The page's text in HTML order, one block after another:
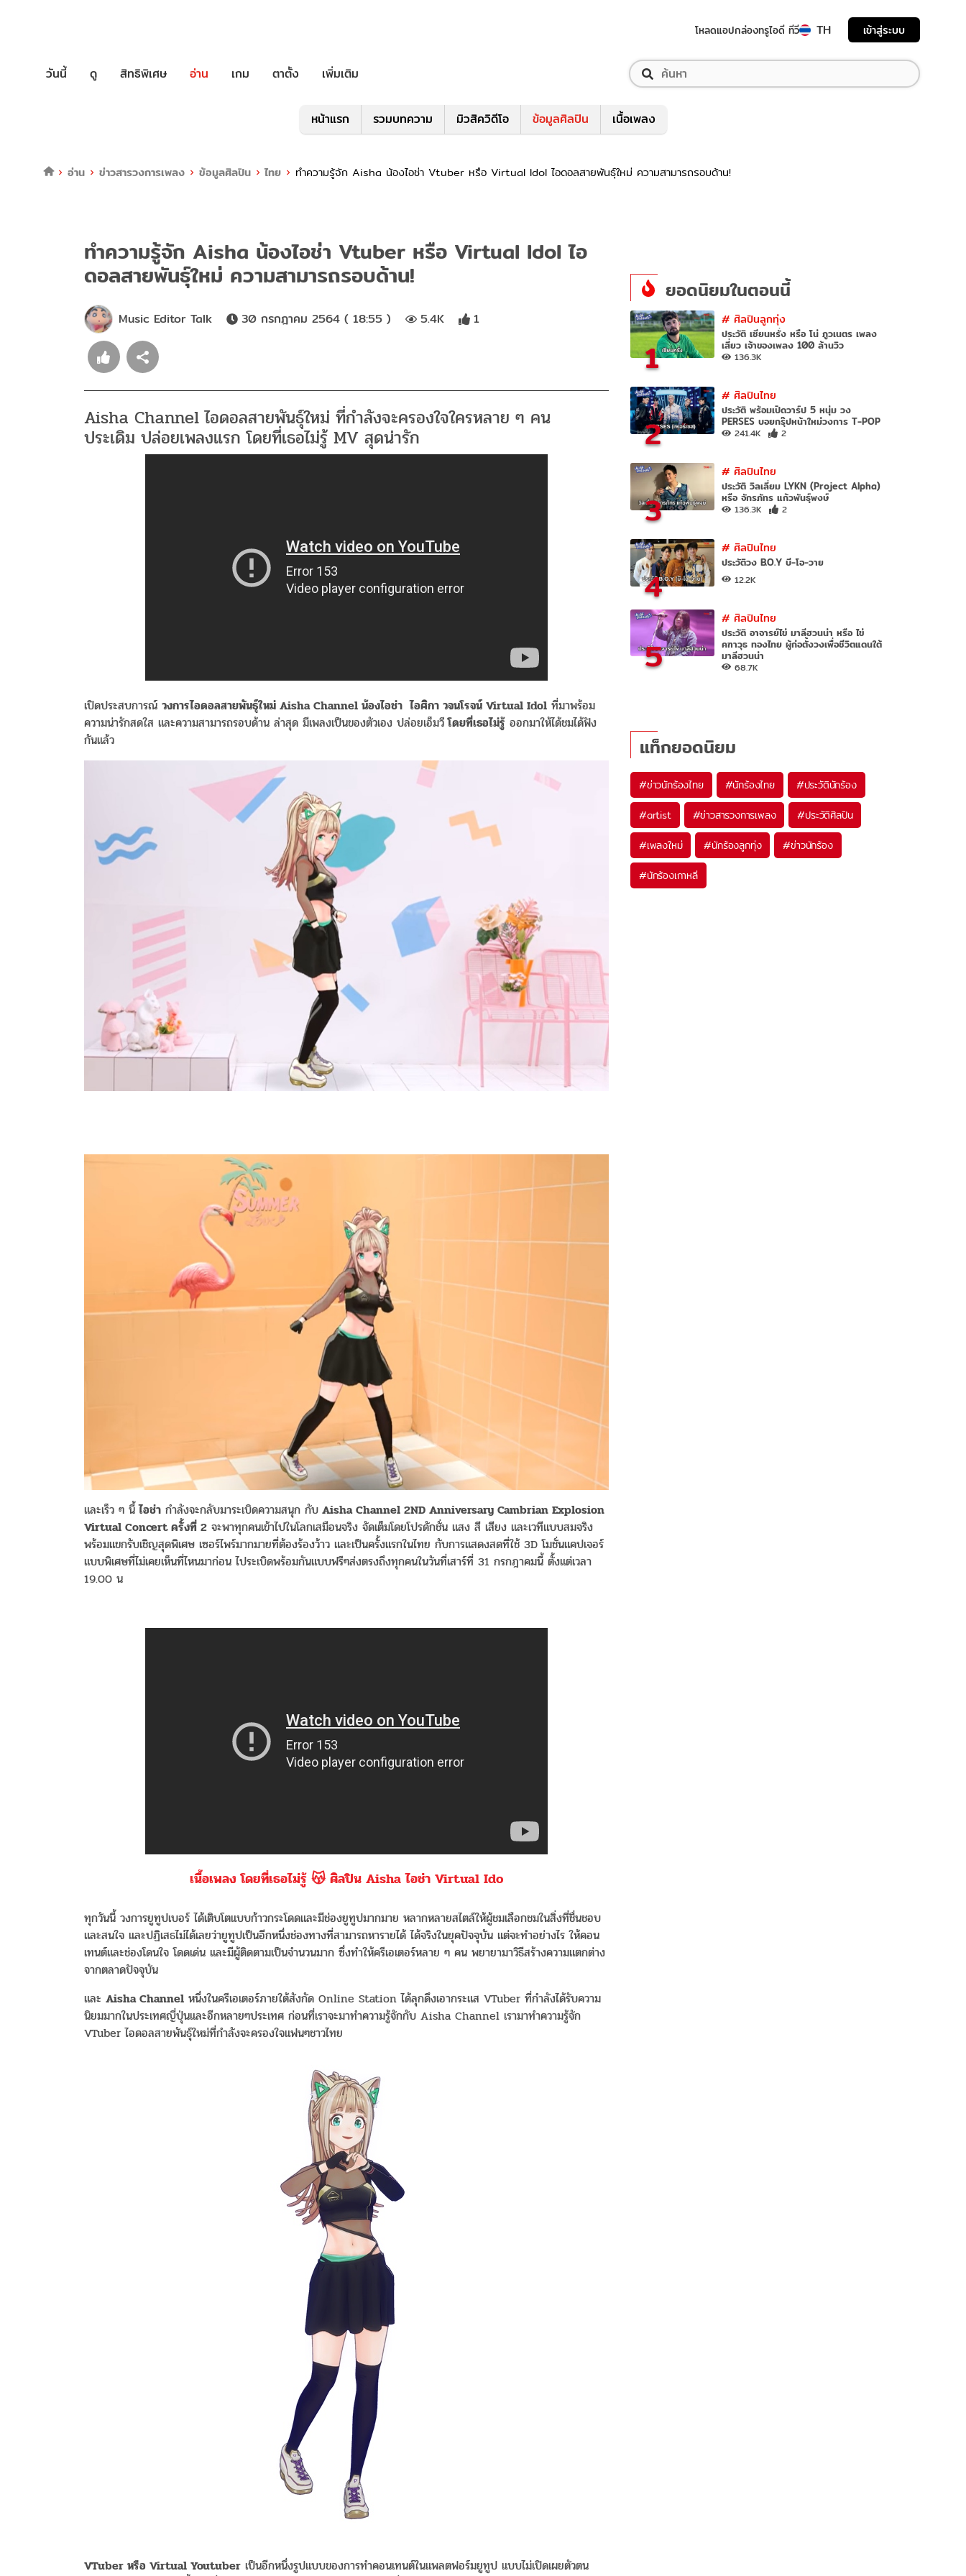
โหลดแอปกล่องทรูไอดี ทีวี TH เข้าสู่ระบบ
วันนี้ ดู สิทธิพิเศษ อ่าน เกม ตาตั้ง เพิ่มเติม
หน้าแรก รวมบทความ มิวสิควิดีโอ ข้อมูลศิลปิน เนื้อเพลง
อ่าน ข่าวสารวงการเพลง ข้อมูลศิลปิน ไทย ทำความรู้จัก Aisha น้องไอช่า Vtuber หรือ Virtual Idol ไอดอลสายพันธุ์ใหม่ ความสามารถรอบด้าน!
ทำความรู้จัก Aisha น้องไอช่า Vtuber หรือ Virtual Idol ไอ
ดอลสายพันธุ์ใหม่ ความสามารถรอบด้าน!
Music Editor Talk 30 กรกฎาคม 2564 ( 18:55 ) 5.4K 1
Aisha Channel ไอดอลสายพันธุ์ใหม่ ที่กำลังจะครองใจใครหลาย ๆ คน
ประเดิม ปล่อยเพลงแรก โดยที่เธอไม่รู้ MV สุดน่ารัก
เปิดประสบการณ์ วงการไอดอลสายพันธุ์ใหม่ Aisha Channel น้องไอช่า ไอศิกา วจนโรจน์ Virtual Idol ที่มาพร้อม
ความน่ารักสดใส และความสามารถรอบด้าน ล่าสุด มีเพลงเป็นของตัวเอง ปล่อยเอ็มวีโดยที่เธอไม่รู้ ออกมาให้ได้ชมได้ฟัง
กันแล้ว
และเร็ว ๆ นี้ไอช่า กำลังจะกลับมาระเบิดความสนุก กับ Aisha Channel 2ND Anniversary Cambrian Explosion
Virtual Concert ครั้งที่ 2 จะพาทุกคนเข้าไปในโลกเสมือนจริง จัดเต็มโดยโปรดักชั่น แสง สี เสียง และเวทีแบบสมจริง
พร้อมแขกรับเชิญสุดพิเศษ เซอร์ไพร์มากมายที่ต้องร้องว้าว และเป็นครั้งแรกในไทย กับการแสดงสดที่ใช้ 3D โมชั่นแคปเจอร์
แบบพิเศษที่ไม่เคยเห็นที่ไหนมาก่อน ไประเบิดพร้อมกันแบบฟรีๆส่งตรงถึงทุกคนในวันที่เสาร์ที่ 31 กรกฎาคมนี้ ตั้งแต่เวลา
19.00 น
เนื้อเพลง โดยที่เธอไม่รู้ 😽 ศิลปิน Aisha ไอช่า Virtual Ido
ทุกวันนี้ วงการยูทูปเบอร์ ได้เติบโตแบบก้าวกระโดดและมีช่องยูทูปมากมาย หลากหลายสไตล์ให้ผู้ชมเลือกชมในสิ่งที่ชื่นชอบ
และสนใจ และปฏิเสธไม่ได้เลยว่ายูทูปเป็นอีกหนึ่งช่องทางที่สามารถหารายได้ ได้จริงในยุคปัจจุบัน แต่จะทำอย่างไร ให้คอน
เทนต์และช่องโดนใจ โดดเด่น และมีผู้ติดตามเป็นจำนวนมาก ซึ่งทำให้ครีเอเตอร์หลาย ๆ คน พยายามาวิธีสร้างความแตกต่าง
จากตลาดปัจจุบัน
และ Aisha Channel หนึ่งในครีเอเตอร์ภายใต้สังกัด Online Station ได้ลุกดึงเอากระแส VTuber ที่กำลังได้รับความ
นิยมมากในประเทศญี่ปุ่นและอีกหลายๆประเทศ ก่อนที่เราจะมาทำความรู้จักกับ Aisha Channel เรามาทำความรู้จัก
VTuber ไอดอลสายพันธุ์ใหม่ที่กำลังจะครองใจแฟนๆชาวไทย
VTuber หรือ Virtual Youtuber เป็นอีกหนึ่งรูปแบบของการทำคอนเทนต์ในแพลตฟอร์มยูทูป แบบไม่เปิดเผยตัวตน
ยอดนิยมในตอนนี้
1
# ศิลปินลูกทุ่ง
ประวัติ เซียนหรั่ง หรือ โน่ ภูวเนตร เพลง
เสี่ยว เจ้าของเพลง 100 ล้านวิว
136.3K
2
# ศิลปินไทย
ประวัติ พร้อมเปิดวาร์ป 5 หนุ่ม วง
PERSES บอยกรุ๊ปหน้าใหม่วงการ T-POP
241.4K 2
3
# ศิลปินไทย
ประวัติ วิลเลี่ยม LYKN (Project Alpha)
หรือ จักรภัทร แก้วพันธุ์พงษ์
136.3K 2
4
# ศิลปินไทย
ประวัติวง B.O.Y บี-โอ-วาย
12.2K
5
# ศิลปินไทย
ประวัติ อาจารย์ไข่ มาลีฮวนน่า หรือ ไข่
คฑาวุธ ทองไทย ผู้ก่อตั้งวงเพื่อชีวิตแดนใต้
มาลีฮวนน่า
68.7K
แท็กยอดนิยม
#ข่าวนักร้องไทย #นักร้องไทย #ประวัตินักร้อง
#artist #ข่าวสารวงการเพลง #ประวัติศิลปิน
#เพลงใหม่ #นักร้องลูกทุ่ง #ข่าวนักร้อง
#นักร้องเกาหลี